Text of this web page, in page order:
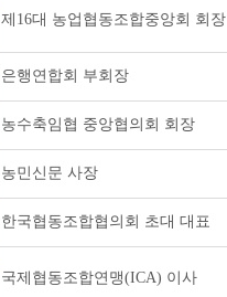
제16대 농업협동조합중앙회 회장
은행연합회 부회장
농수축임협 중앙협의회 회장
농민신문 사장
한국협동조합협의회 초대 대표
국제협동조합연맹(ICA) 이사